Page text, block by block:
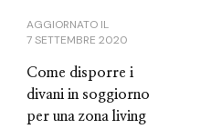
AGGIORNATO IL
7 SETTEMBRE 2020
Come disporre i
divani in soggiorno
per una zona living